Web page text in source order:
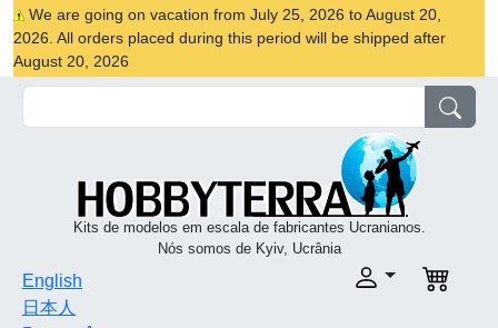
We are going on vacation from July 25, 2026 to August 20,
2026. All orders placed during this period will be shipped after
August 20, 2026
Kits de modelos em escala de fabricantes Ucranianos.
Nós somos de Kyiv, Ucrânia
English
日本人